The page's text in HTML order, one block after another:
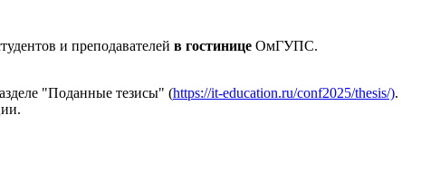
и преподавателей в гостинице ОмГУПС.
"Поданные тезисы" (https://it-education.ru/conf2025/thesis/).